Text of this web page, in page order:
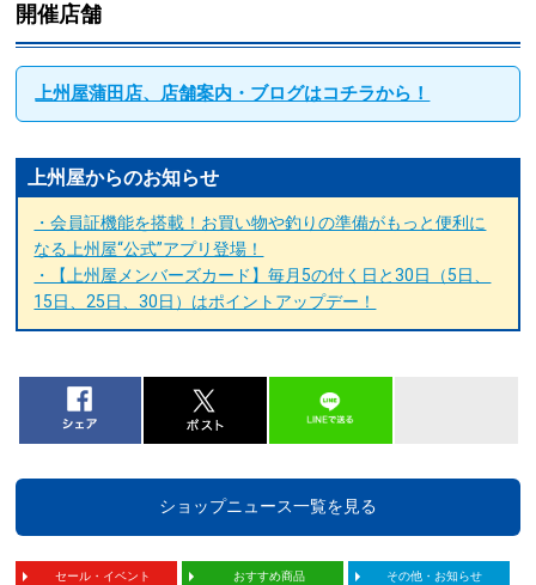
開催店舗
上州屋蒲田店、店舗案内・ブログはコチラから！
上州屋からのお知らせ
・会員証機能を搭載！お買い物や釣りの準備がもっと便利に
なる上州屋“公式”アプリ登場！
・【上州屋メンバーズカード】毎月5の付く日と30日（5日、
15日、25日、30日）はポイントアップデー！
ショップニュース一覧を見る
セール・イベント おすすめ商品 その他・お知らせ